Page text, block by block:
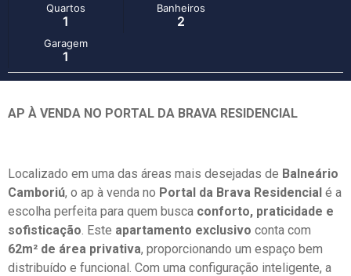
Quartos
1
Banheiros
2
Garagem
1
AP À VENDA NO PORTAL DA BRAVA RESIDENCIAL
Localizado em uma das áreas mais desejadas de Balneário
Camboriú, o ap à venda no Portal da Brava Residencial é a
escolha perfeita para quem busca conforto, praticidade e
sofisticação . Este apartamento exclusivo conta com
62m² de área privativa, proporcionando um espaço bem
distribuído e funcional. Com uma configuração inteligente, a